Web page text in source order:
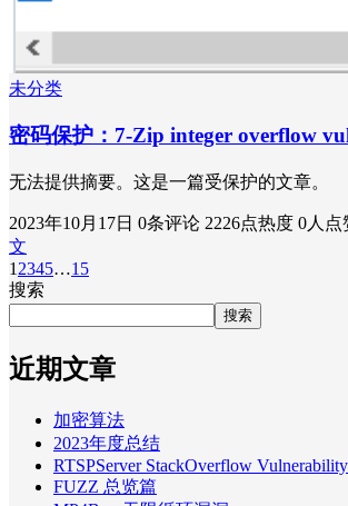
未分类
密码保护：7-Zip integer overflow
无法提供摘要。这是一篇受保护的文章。
2023年10月17日 0条评论 2226点热度 0人点
文
1 2345…15
搜索
搜索
近期文章
加密算法
2023年度总结
RTSPServer StackOverflow Vulnerability
FUZZ 总览篇